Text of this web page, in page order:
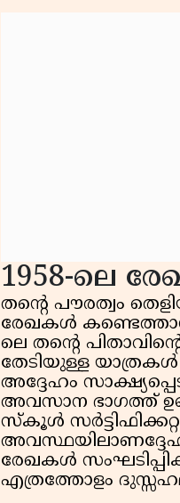
1958-ലെ
തന്റെ പൗരത്വം
രേഖകൾ
ലെ തന്റെ
തേടിയുള്ള
അദ്ദേഹം
അവസാന ഭാഗത്ത്
സ്കൂൾ
രേഖകൾ
എത്രത്തോളം